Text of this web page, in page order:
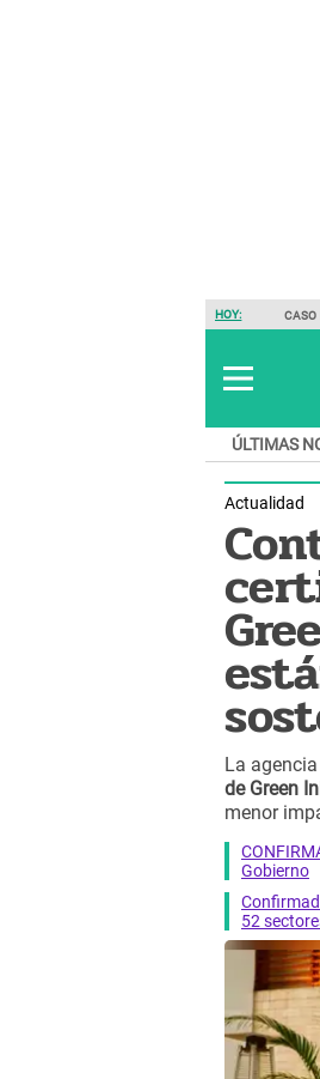
HOY: CASO
ÚLTIMAS
Actualidad
La
de Green
menor
Gobierno
52